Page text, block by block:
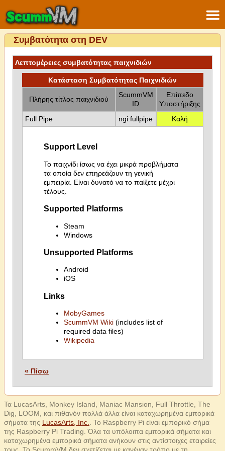
Συμβατότητα στη DEV
Λεπτομέρειες συμβατότητας παιχνιδιών
Κατάσταση Συμβατότητας Παιχνιδιών
Πλήρης τίτλος παιχνιδιού
ScummVM
ID
Επίπεδο
Υποστήριξης
Full Pipe
ngi:fullpipe Καλή
Support Level
Το παιχνίδι ίσως να έχει μικρά προβλήματα
τα οποία δεν επηρεάζουν τη γενική
εμπειρία. Είναι δυνατό να το παίξετε μέχρι
τέλους.
Supported Platforms
Steam
Windows
Unsupported Platforms
Android
iOS
Links
MobyGames
ScummVM Wiki(includes list of
required data files)
Wikipedia
« Πίσω
Τα LucasArts, Monkey Island, Maniac Mansion, Full Throttle, The
Dig, LOOM, και πιθανόν πολλά άλλα είναι καταχωρημένα εμπορικά
σήματα της LucasArts, Inc.
. Το Raspberry Pi είναι εμπορικό σήμα
της Raspberry Pi Trading. Όλα τα υπόλοιπα εμπορικά σήματα και
καταχωρημένα εμπορικά σήματα ανήκουν στις αντίστοιχες εταιρείες